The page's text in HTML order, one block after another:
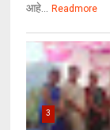
आहे...
Readmore
3